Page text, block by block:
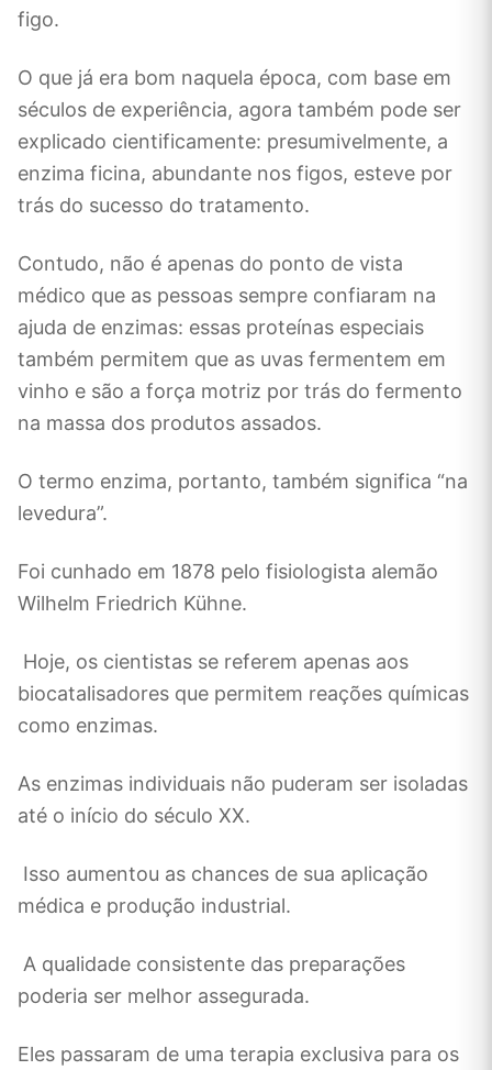
figo.
O que já era bom naquela época, com base em
séculos de experiência, agora também pode ser
explicado cientificamente: presumivelmente, a
enzima ficina, abundante nos figos, esteve por
trás do sucesso do tratamento.
Contudo, não é apenas do ponto de vista
médico que as pessoas sempre confiaram na
ajuda de enzimas: essas proteínas especiais
também permitem que as uvas fermentem em
vinho e são a força motriz por trás do fermento
na massa dos produtos assados.
O termo enzima, portanto, também significa “na
levedura”.
Foi cunhado em 1878 pelo fisiologista alemão
Wilhelm Friedrich Kühne.
Hoje, os cientistas se referem apenas aos
biocatalisadores que permitem reações químicas
como enzimas.
As enzimas individuais não puderam ser isoladas
até o início do século XX.
Isso aumentou as chances de sua aplicação
médica e produção industrial.
A qualidade consistente das preparações
poderia ser melhor assegurada.
Eles passaram de uma terapia exclusiva para os